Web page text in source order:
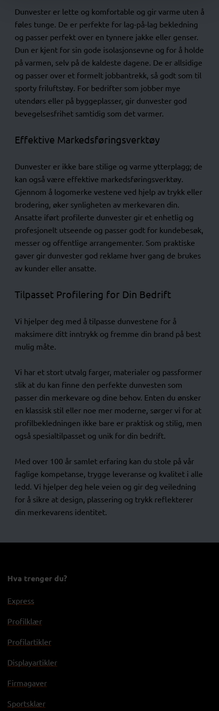
Dunvester er lette og komfortable og gir varme uten å
føles tunge. De er perfekte for lag-på-lag bekledning
og passer perfekt over en tynnere jakke eller genser.
Dun er kjent for sin gode isolasjonsevne og for å holde
på varmen, selv på de kaldeste dagene. De er allsidige
og passer over et formelt jobbantrekk, så godt som til
sporty friluftstøy. For bedrifter som jobber mye
utendørs eller på byggeplasser, gir dunvester god
bevegelsesfrihet samtidig som det varmer.
Effektive Markedsføringsverktøy
Dunvester er ikke bare stilige og varme ytterplagg; de
kan også være effektive markedsføringsverktøy.
Gjennom å logomerke vestene ved hjelp av trykk eller
brodering, øker synligheten av merkevaren din.
Ansatte iført profilerte dunvester gir et enhetlig og
profesjonelt utseende og passer godt for kundebesøk,
messer og offentlige arrangementer. Som praktiske
gaver gir dunvester god reklame hver gang de brukes
av kunder eller ansatte.
Tilpasset Profilering for Din Bedrift
Vi hjelper deg med å tilpasse dunvestene for å
maksimere ditt inntrykk og fremme din brand på best
mulig måte.
Vi har et stort utvalg farger, materialer og passformer
slik at du kan finne den perfekte dunvesten som
passer din merkevare og dine behov. Enten du ønsker
en klassisk stil eller noe mer moderne, sørger vi for at
profilbekledningen ikke bare er praktisk og stilig, men
også spesialtilpasset og unik for din bedrift.
Med over 100 år samlet erfaring kan du stole på vår
faglige kompetanse, trygge leveranse og kvalitet i alle
ledd. Vi hjelper deg hele veien og gir deg veiledning
for å sikre at design, plassering og trykk reflekterer
din merkevarens identitet.
Hva trenger du?
Express
Profilklær
Profilartikler
Displayartikler
Firmagaver
Sportsklær